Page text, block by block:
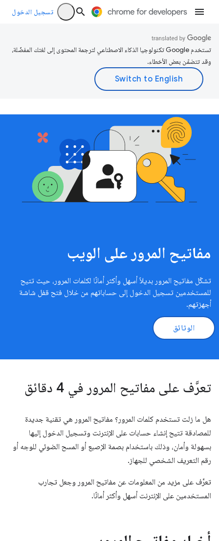
تسجيل الدخول
تستخدم Google تكنولوجيا الذكاء الاصطناعي لترجمة المحتوى إلى لغتك المفضّلة،
وقد تتضمّن بعض الأخطاء.
مفاتيح المرور على الويب
تشكّل مفاتيح المرور بديلاً أسهل وأكثر أمانًا لكلمات المرور، حيث تتيح
للمستخدمين تسجيل الدخول إلى حساباتهم من خلال فتح قفل شاشة
أجهزتهم.
الوثائق
تعرَّف على مفاتيح المرور في 4 دقائق
هل ما زلت تستخدم كلمات المرور؟ مفاتيح المرور هي تقنية جديدة
للمصادقة تتيح إنشاء حسابات على الإنترنت وتسجيل الدخول إليها
بسهولة وأمان، وذلك باستخدام بصمة الإصبع أو المسح الضوئي للوجه أو
رقم التعريف الشخصي للجهاز.
تعرَّف على مزيد من المعلومات عن مفاتيح المرور وجعل تجارب
المستخدمين على الإنترنت أسهل وأكثر أمانًا.